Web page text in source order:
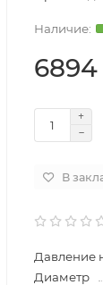
6894
В
Давление
Диаметр